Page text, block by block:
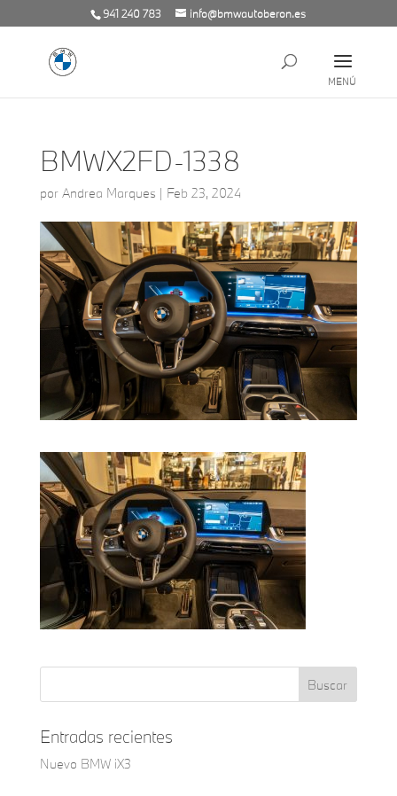
941 240 783 info@bmwautoberon.es
BMWX2FD-1338
por Andrea Marques | Feb 23, 2024
Entradas recientes
Nuevo BMW iX3